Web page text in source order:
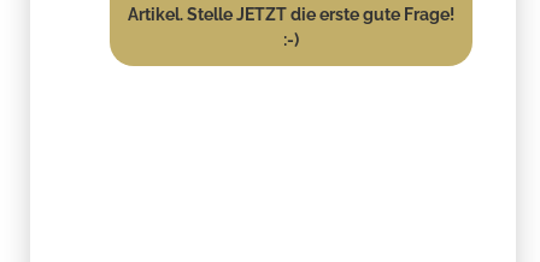
Artikel. Stelle JETZT die erste gute Frage!
:-)